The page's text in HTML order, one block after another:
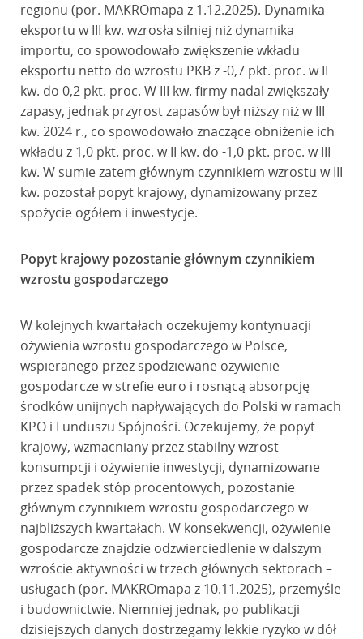
regionu (por. MAKROmapa z 1.12.2025). Dynamika
eksportu w III kw. wzrosła silniej niż dynamika
importu, co spowodowało zwiększenie wkładu
eksportu netto do wzrostu PKB z -0,7 pkt. proc. w II
kw. do 0,2 pkt. proc. W III kw. firmy nadal zwiększały
zapasy, jednak przyrost zapasów był niższy niż w III
kw. 2024 r., co spowodowało znaczące obniżenie ich
wkładu z 1,0 pkt. proc. w II kw. do -1,0 pkt. proc. w III
kw. W sumie zatem głównym czynnikiem wzrostu w III
kw. pozostał popyt krajowy, dynamizowany przez
spożycie ogółem i inwestycje.
Popyt krajowy pozostanie głównym czynnikiem
wzrostu gospodarczego
W kolejnych kwartałach oczekujemy kontynuacji
ożywienia wzrostu gospodarczego w Polsce,
wspieranego przez spodziewane ożywienie
gospodarcze w strefie euro i rosnącą absorpcję
środków unijnych napływających do Polski w ramach
KPO i Funduszu Spójności. Oczekujemy, że popyt
krajowy, wzmacniany przez stabilny wzrost
konsumpcji i ożywienie inwestycji, dynamizowane
przez spadek stóp procentowych, pozostanie
głównym czynnikiem wzrostu gospodarczego w
najbliższych kwartałach. W konsekwencji, ożywienie
gospodarcze znajdzie odzwierciedlenie w dalszym
wzroście aktywności w trzech głównych sektorach –
usługach (por. MAKROmapa z 10.11.2025), przemyśle
i budownictwie. Niemniej jednak, po publikacji
dzisiejszych danych dostrzegamy lekkie ryzyko w dół